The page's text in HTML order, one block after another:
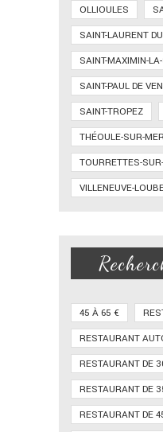
OLLIOULES
SAINT-LAURENT
SAINT-MAXIMIN-
SAINT-PAUL DE
SAINT-TROPEZ
THÉOULE-SUR-
TOURRETTES-
VILLENEUVE-
45 À 65 €
RESTAURANT
RESTAURANT DE
RESTAURANT DE
RESTAURANT DE